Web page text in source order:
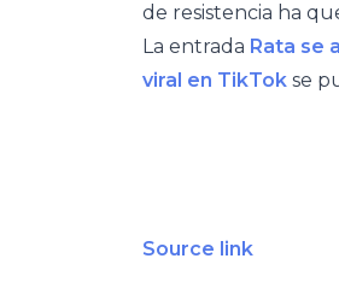
de resistencia ha
La entrada Rata se
viral en TikTok se
Source link